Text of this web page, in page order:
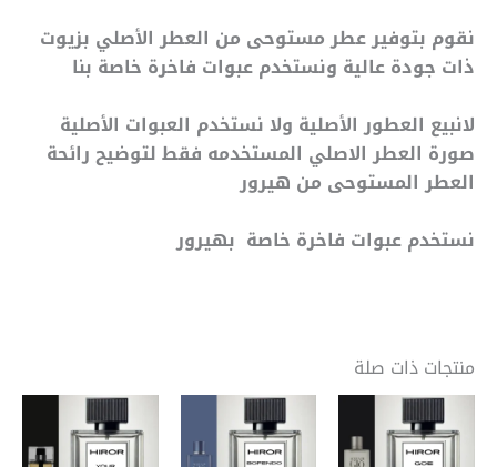
نقوم بتوفير عطر مستوحى من العطر الأصلي بزيوت
ذات جودة عالية ونستخدم عبوات فاخرة خاصة بنا
لانبيع العطور الأصلية ولا نستخدم العبوات الأصلية
صورة العطر الاصلي المستخدمه فقط لتوضيح رائحة
العطر المستوحى من هيرور
نستخدم عبوات فاخرة خاصة بهيرور
منتجات ذات صلة
نطاق
السعر:
من
العديد
نطاق
السعر:
من
العديد
نطاق
السعر:
من